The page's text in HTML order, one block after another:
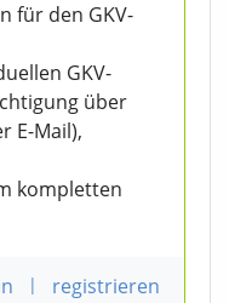
für den GKV-
GKV-
über
E-Mail),
kompletten
| registrieren